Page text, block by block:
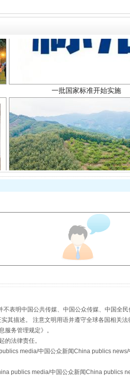
一批国家标准开始实施
以产业富民促振兴
不表明中国公共传媒、中国公众传媒、中国
其描述。 注意文明用语并遵守全球各国相关法
服务管理规定》。
的法律责任。
media/中国公众新闻China publics
publics media/中国公众新闻China publics